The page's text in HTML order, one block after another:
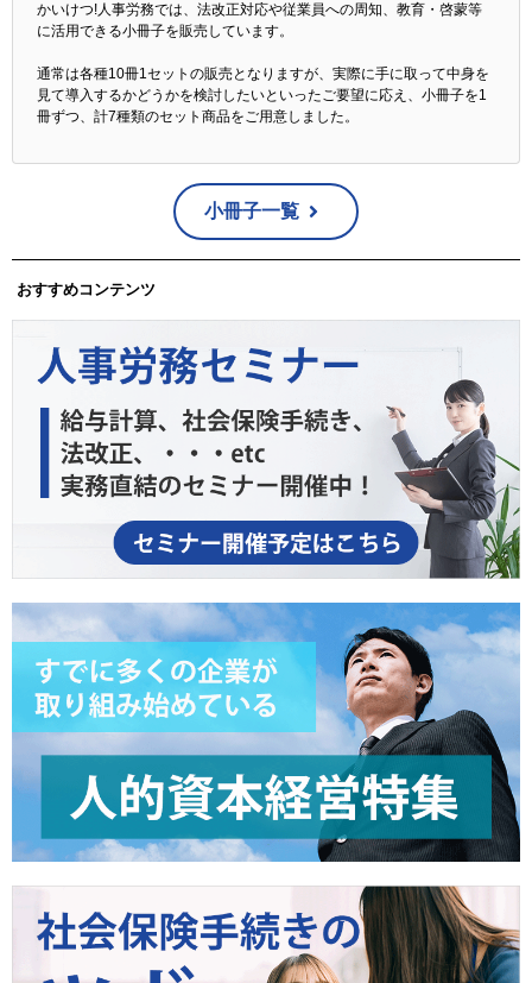
かいけつ!人事労務では、法改正対応や従業員への周知、教育・啓蒙等
に活用できる小冊子を販売しています。
通常は各種10冊1セットの販売となりますが、実際に手に取って中身を
見て導入するかどうかを検討したいといったご要望に応え、小冊子を1
冊ずつ、計7種類のセット商品をご用意しました。
小冊子一覧
おすすめコンテンツ